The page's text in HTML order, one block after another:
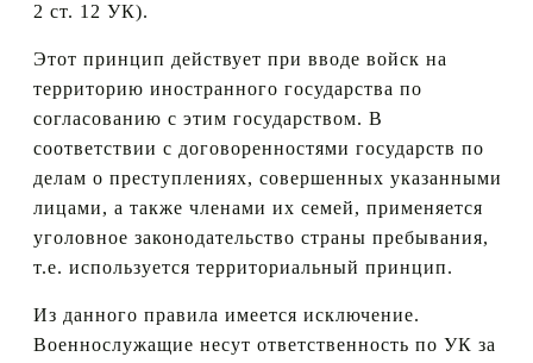
2 ст. 12 УК).
Этот принцип действует при вводе войск на
территорию иностранного государства по
согласованию с этим государством. В
соответствии с договоренностями государств по
делам о преступлениях, совершенных указанными
лицами, а также членами их семей, применяется
уголовное законодательство страны пребывания,
т.е. используется территориальный принцип.
Из данного правила имеется исключение.
Военнослужащие несут ответственность по УК за